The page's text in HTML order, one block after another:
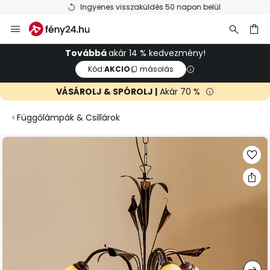
Ingyenes visszaküldés 50 napon belül
Ugrás
a
tartalomhozTovábbáakár 14 % kedvezmény!
Kód:AKCIO másolás
VÁSÁROLJ & SPÓROLJ | Akár 70 %
Függőlámpák & Csillárok
Ugrás